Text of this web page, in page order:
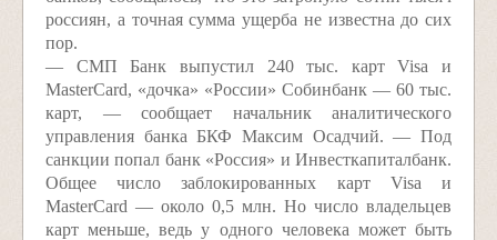
россиян, а точная сумма ущерба не известна до сих
пор.
— СМП Банк выпустил 240 тыс. карт Visa и
MasterCard, «дочка» «России» Собинбанк — 60 тыс.
карт, — сообщает начальник аналитического
управления банка БКФ Максим Осадчий. — Под
санкции попал банк «Россия» и Инвесткапиталбанк.
Общее число заблокированных карт Visa и
MasterCard — около 0,5 млн. Но число владельцев
карт меньше, ведь у одного человека может быть